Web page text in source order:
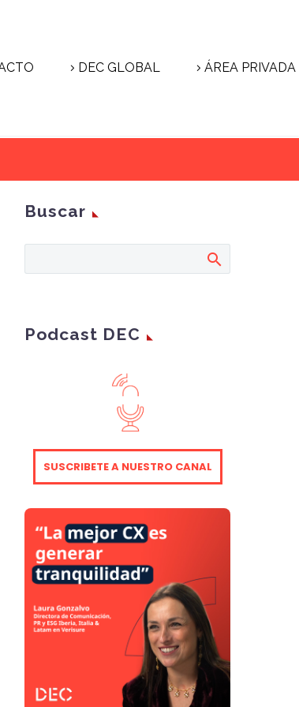
DEC GLOBAL ÁREA PRIVADA
Buscar
Podcast DEC
SUSCRIBETE A NUESTRO CANAL